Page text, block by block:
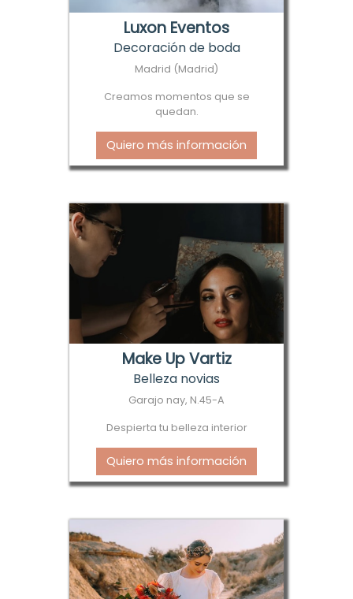
Luxon Eventos
Decoración de boda
Madrid (Madrid)
Creamos momentos que se
quedan.
Quiero más información
Make Up Vartiz
Belleza novias
Garajo nay, N.45-A
Despierta tu belleza interior
Quiero más información